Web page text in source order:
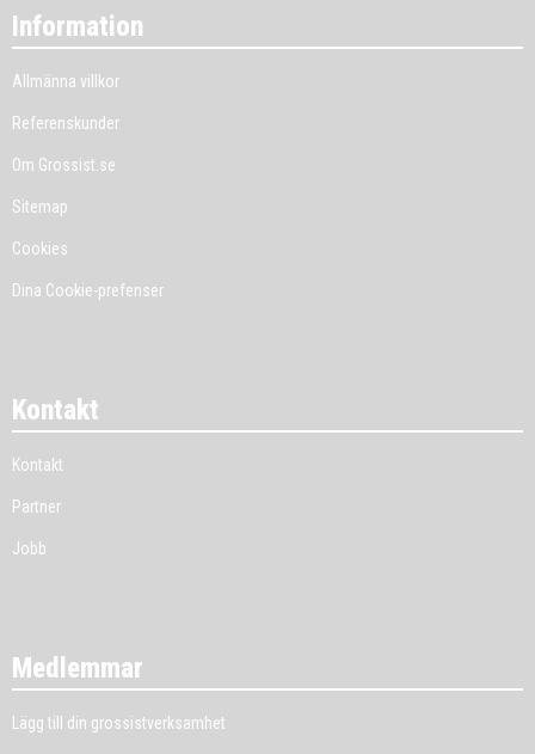
Information
Allmänna villkor
Referenskunder
Om Grossist.se
Sitemap
Cookies
Dina Cookie-prefenser
Kontakt
Kontakt
Partner
Jobb
Medlemmar
Lägg till din grossistverksamhet